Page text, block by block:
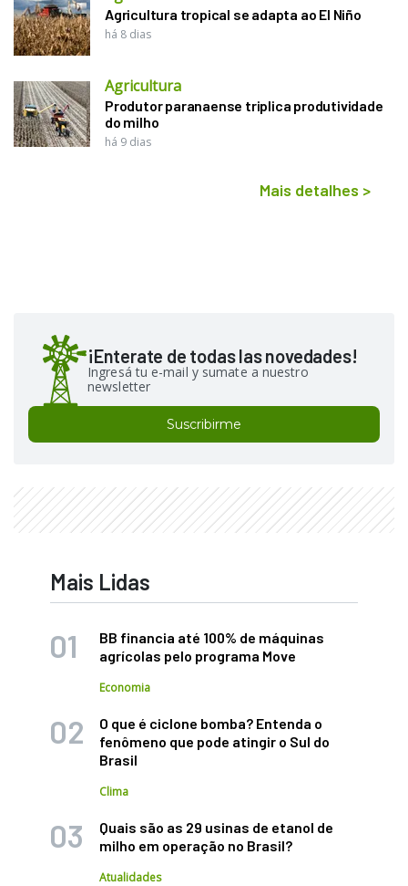
Agricultura tropical se adapta ao El Niño
há 8 dias
Agricultura
Produtor paranaense triplica produtividade
do milho
há 9 dias
Mais detalhes >
¡Enterate de todas las novedades!
Ingresá tu e-mail y sumate a nuestro
newsletter
Suscribirme
Mais Lidas
BB financia até 100% de máquinas
agrícolas pelo programa Move
Economia
O que é ciclone bomba? Entenda o
fenômeno que pode atingir o Sul do
Brasil
Clima
Quais são as 29 usinas de etanol de
milho em operação no Brasil?
Atualidades